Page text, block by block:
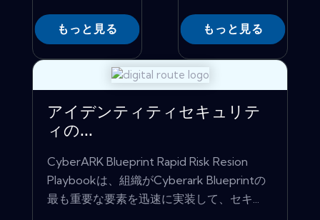
もっと見る もっと見る
アイデンティティセキュリテ
ィの...
Cyber​​ARK Blueprint Rapid Risk Resion
Playbookは、組織がCyber​​ark Blueprintの
最も重要な要素を迅速に実装して、セキ...